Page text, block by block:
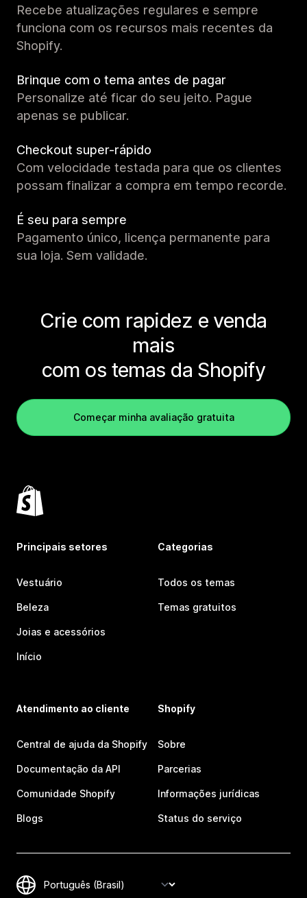
Recebe atualizações regulares e sempre
funciona com os recursos mais recentes da
Shopify.
Brinque com o tema antes de pagar
Personalize até ficar do seu jeito. Pague
apenas se publicar.
Checkout super-rápido
Com velocidade testada para que os clientes
possam finalizar a compra em tempo recorde.
É seu para sempre
Pagamento único, licença permanente para
sua loja. Sem validade.
Crie com rapidez e venda
mais
com os temas da Shopify
Começar minha avaliação gratuita
Principais setores
Vestuário
Beleza
Joias e acessórios
Início
Categorias
Todos os temas
Temas gratuitos
Atendimento ao cliente
Central de ajuda da Shopify
Documentação da API
Comunidade Shopify
Blogs
Shopify
Sobre
Parcerias
Informações jurídicas
Status do serviço